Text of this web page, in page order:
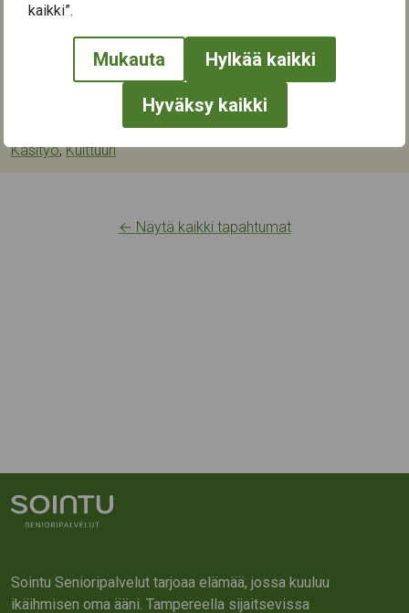
kaikki”.
Mukauta Hylkää kaikki
Hyväksy kaikki
Tapahtumapaikka:
Kaukaharjukeskus
Keskisenkatu 13-15
Tampere
Käsityö,Kulttuuri
← Näytä kaikki tapahtumat
Sointu Senioripalvelut tarjoaa elämää, jossa kuuluu
ikäihmisen oma ääni. Tampereella sijaitsevissa